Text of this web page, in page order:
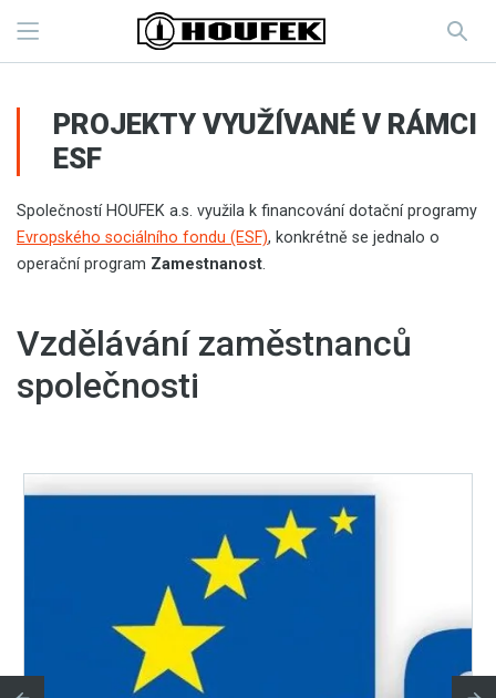
PROJEKTY VYUŽÍVANÉ V RÁMCI
ESF
Společností HOUFEK a.s. využila k financování dotační programy
Evropského sociálního fondu (ESF), konkrétně se jednalo o
operační program Zamestnanost.
Vzdělávání zaměstnanců
společnosti